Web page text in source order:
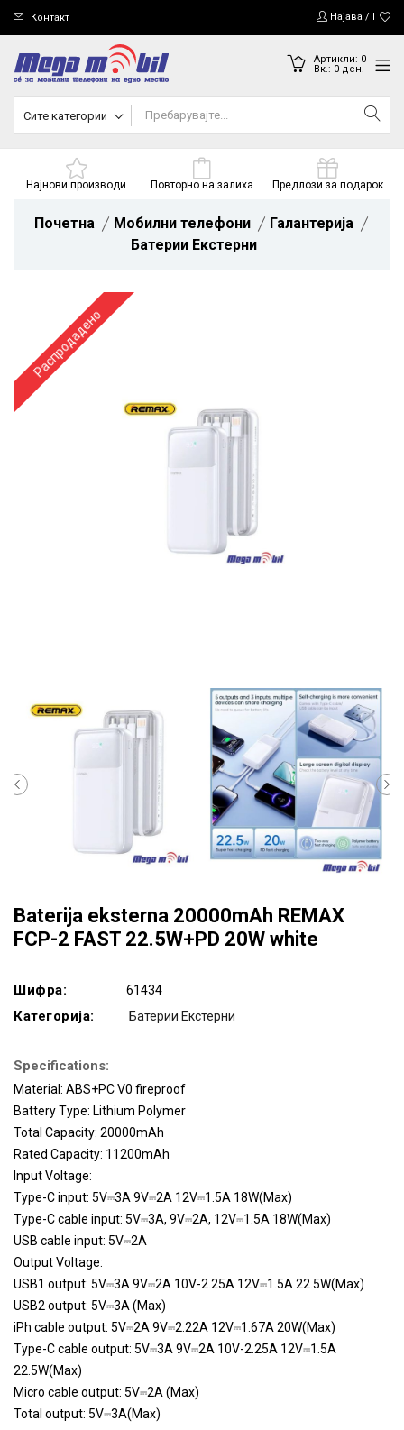
Контакт Најава /
Артикли: 0
Вк.: 0ден.
Сите категории
Најнови производи Повторно на залиха Предлози за подарок
Почетна Мобилни телефони
Галантерија
Батерии Екстерни
Распродадено
Baterija eksterna 20000mAh REMAX
FCP-2 FAST 22.5W+PD 20W white
Шифра: 61434
Категорија: Батерии Екстерни
Specifications:
Material: ABS+PC V0 fireproof
Battery Type: Lithium Polymer
Total Capacity: 20000mAh
Rated Capacity: 11200mAh
Input Voltage:
Type-C input: 5V⎓3A 9V⎓2A 12V⎓1.5A 18W(Max)
Type-C cable input: 5V⎓3A, 9V⎓2A, 12V⎓1.5A 18W(Max)
USB cable input: 5V⎓2A
Output Voltage:
USB1 output: 5V⎓3A 9V⎓2A 10V-2.25A 12V⎓1.5A 22.5W(Max)
USB2 output: 5V⎓3A (Max)
iPh cable output: 5V⎓2A 9V⎓2.22A 12V⎓1.67A 20W(Max)
Type-C cable output: 5V⎓3A 9V⎓2A 10V-2.25A 12V⎓1.5A
22.5W(Max)
Micro cable output: 5V⎓2A (Max)
Total output: 5V⎓3A(Max)